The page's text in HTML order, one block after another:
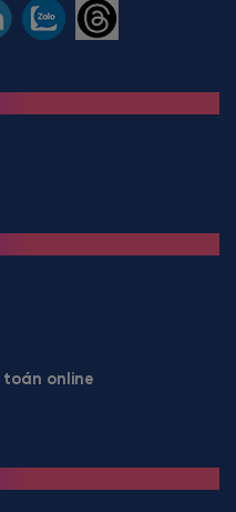
toán online